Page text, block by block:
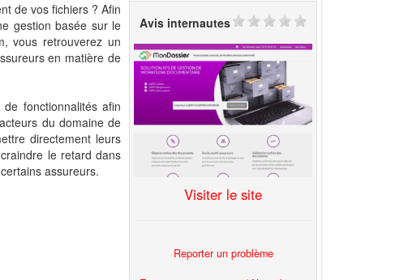
de vos fichiers ? Afin
gestion basée sur le
vous retrouverez un
en matière de
fonctionnalités afin
du domaine de
directement leurs
le retard dans
assureurs.
Avis internautes
Visiter le site
Reporter un problème